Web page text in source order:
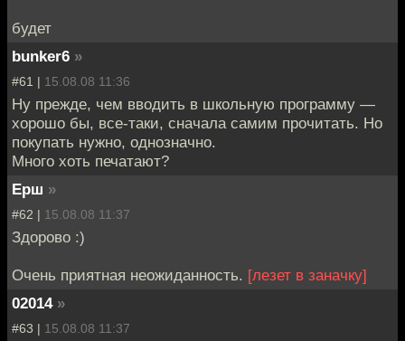
будет
bunker6 »
#61 | 15.08.08 11:36
Ну прежде, чем вводить в школьную программу —
хорошо бы, все-таки, сначала самим прочитать. Но
покупать нужно, однозначно.
Много хоть печатают?
Ерш »
#62 | 15.08.08 11:37
Здорово :)
Очень приятная неожиданность. [лезет в заначку]
02014 »
#63 | 15.08.08 11:37